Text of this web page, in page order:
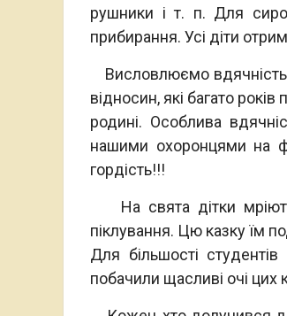
рушники і т. п. Для
прибирання. Усі діти
Висловлюємо вдячність
відносин, які багато
родині. Особлива
нашими охоронцями на
гордість!!!
На свята дітки мріють
піклування. Цю казку їм
Для більшості
побачили щасливі очі цих